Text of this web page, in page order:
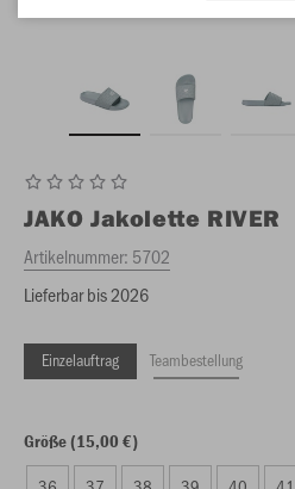
JAKO Jakolette RIVER
Artikelnummer: 5702
Lieferbar bis 2026
Einzelauftrag Teambestellung
Größe (15,00 €)